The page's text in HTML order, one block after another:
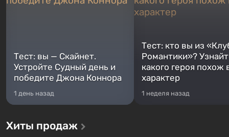
Тест: вы — Скайнет.
Устройте Судный день и
победите Джона Коннора
1 день назад
Тест: кто вы из
Романтики»?
какого героя похож
характер
1 неделя назад
Хиты продаж